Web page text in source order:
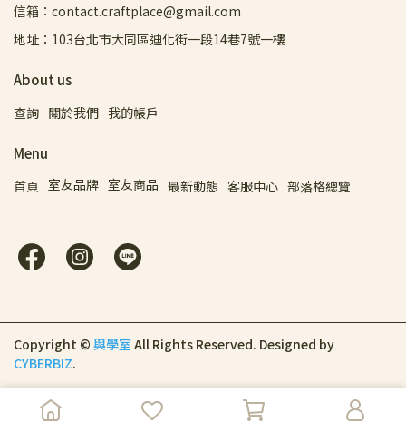
信箱：contact.craftplace@gmail.com
地址：103台北市大同區迪化街一段14巷7號一樓
About us
查詢 關於我們 我的帳戶
Menu
首頁 室友品牌 室友商品 最新動態 客服中心 部落格總覽
Copyright © 與學室 All Rights Reserved. Designed by
CYBERBIZ.